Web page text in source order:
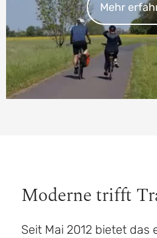
Mehr
Moderne trifft
Seit Mai 2012 bietet das